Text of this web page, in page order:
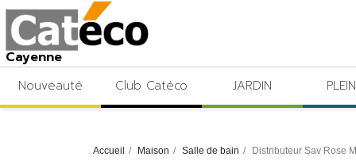
Cayenne
Nouveauté Club Catéco JARDIN
Accueil Maison Salle de bain Distributeur Sav Rose